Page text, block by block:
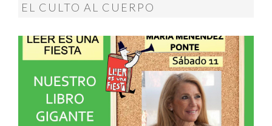
EL CULTO AL CUERPO
@menendez_ponte